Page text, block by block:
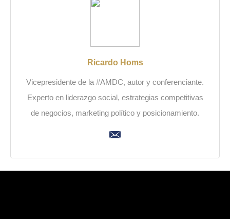
Ricardo Homs
Vicepresidente de la #AMDC, autor y conferenciante.
Experto en liderazgo social, estrategias competitivas
de negocios, marketing político y posicionamiento.